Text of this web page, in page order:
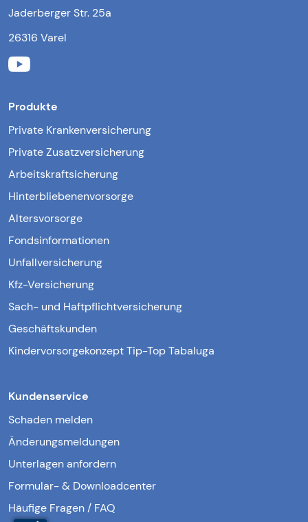
Jaderberger Str. 25a
26316 Varel
Produkte
Private Krankenversicherung
Private Zusatzversicherung
Arbeitskraftsicherung
Hinterbliebenenvorsorge
Altersvorsorge
Fondsinformationen
Unfallversicherung
Kfz-Versicherung
Sach- und Haftpflichtversicherung
Geschäftskunden
Kindervorsorgekonzept Tip-Top Tabaluga
Kundenservice
Schaden melden
Änderungsmeldungen
Unterlagen anfordern
Formular- & Downloadcenter
Häufige Fragen / FAQ